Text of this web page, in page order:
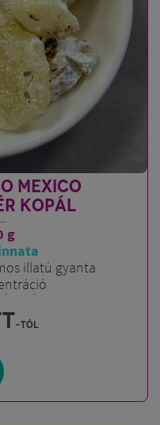
MEXICO
KOPÁL
g
illatú gyanta
-tól